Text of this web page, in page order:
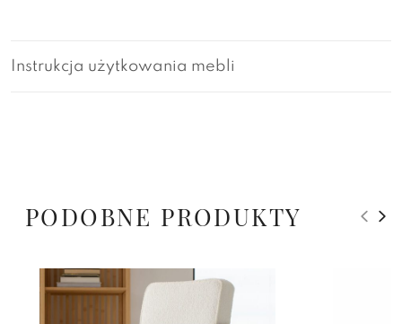
Instrukcja użytkowania mebli
PODOBNE PRODUKTY